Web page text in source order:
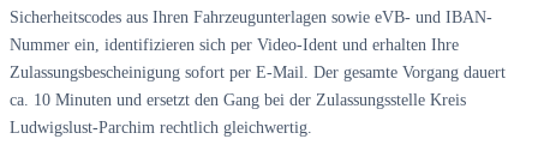
Sicherheitscodes aus Ihren Fahrzeugunterlagen sowie eVB- und IBAN-
Nummer ein, identifizieren sich per Video-Ident und erhalten Ihre
Zulassungsbescheinigung sofort per E-Mail. Der gesamte Vorgang dauert
ca. 10 Minuten und ersetzt den Gang bei der Zulassungsstelle Kreis
Ludwigslust-Parchim rechtlich gleichwertig.